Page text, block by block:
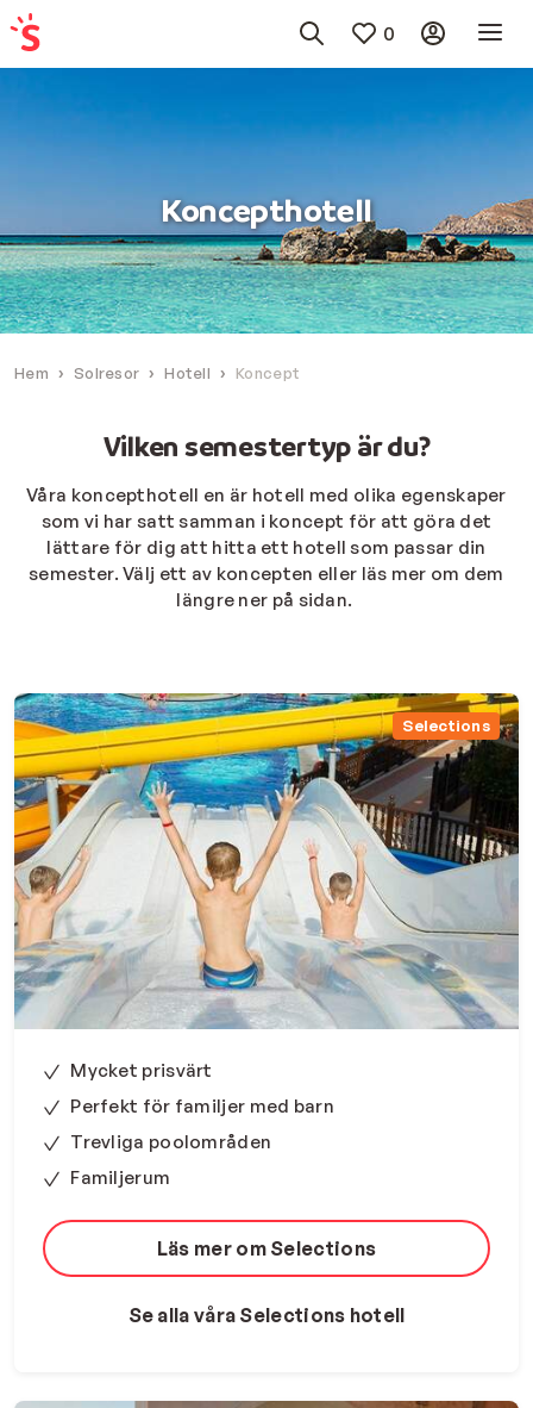
0
Koncepthotell
Hem Solresor Hotell Koncept
Vilken semestertyp är du?
Våra koncepthotell en är hotell med olika egenskaper
som vi har satt samman i koncept för att göra det
lättare för dig att hitta ett hotell som passar din
semester. Välj ett av koncepten eller läs mer om dem
längre ner på sidan.
Selections
Mycket prisvärt
Perfekt för familjer med barn
Trevliga poolområden
Familjerum
Läs mer om Selections
Se alla våra Selections hotell